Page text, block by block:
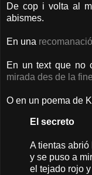
De cop i volta al
abismes.
En una recomanació
En un text que no
mirada des de la
O en un poema de
El secreto
A tientas abrió
y se puso a
el tejado rojo